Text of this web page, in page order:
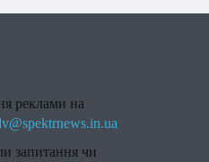
реклами на
запитання чи